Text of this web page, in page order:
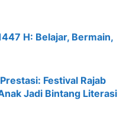
H: Belajar, Bermain,
Festival Rajab
Jadi Bintang Literasi